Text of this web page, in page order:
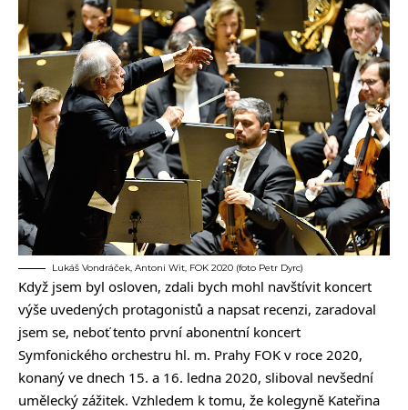
Lukáš Vondráček, Antoni Wit, FOK 2020 (foto Petr Dyrc)
Když jsem byl osloven, zdali bych mohl navštívit koncert
výše uvedených protagonistů a napsat recenzi, zaradoval
jsem se, neboť tento první abonentní koncert
Symfonického orchestru hl. m. Prahy FOK v roce 2020,
konaný ve dnech 15. a 16. ledna 2020, sliboval nevšední
umělecký zážitek. Vzhledem k tomu, že kolegyně Kateřina